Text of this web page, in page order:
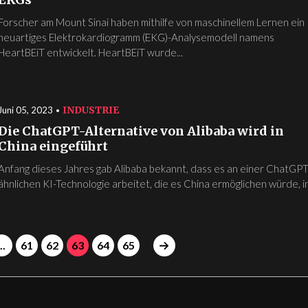
am Mount Sinai haben mithilfe von maschinellem Lernen ein
Elektrokardiogramm (EKG)-Analysemodell namens
entwickelt. HeartBEiT wurde...
05, 2023 INDUSTRIE
ChatGPT-Alternative von Alibaba wird in
eingeführt
dieses Jahres gab Alibaba bekannt, dass es an einer
KI-Technologie arbeitet, die es China ermöglichen würde,
61 62 63 64 65